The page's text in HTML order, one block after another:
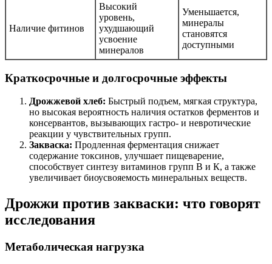
Наличие фитинов
Высокий
уровень,
ухудшающий
усвоение
минералов
Уменьшается,
минералы
становятся
доступными
Краткосрочные и долгосрочные эффекты
Дрожжевой хлеб: Быстрый подъем, мягкая структура,
но высокая вероятность наличия остатков ферментов и
консервантов, вызывающих гастро- и невротические
реакции у чувствительных групп.
Закваска: Продленная ферментация снижает
содержание токсинов, улучшает пищеварение,
способствует синтезу витаминов групп В и К, а также
увеличивает биоусвояемость минеральных веществ.
Дрожжи против закваски: что говорят
исследования
Метаболическая нагрузка